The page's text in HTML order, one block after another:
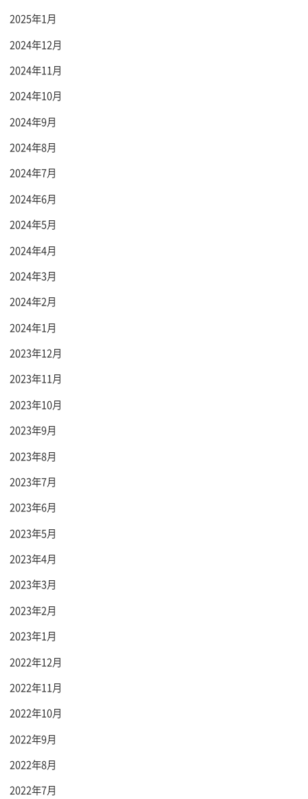
2025年1月
2024年12月
2024年11月
2024年10月
2024年9月
2024年8月
2024年7月
2024年6月
2024年5月
2024年4月
2024年3月
2024年2月
2024年1月
2023年12月
2023年11月
2023年10月
2023年9月
2023年8月
2023年7月
2023年6月
2023年5月
2023年4月
2023年3月
2023年2月
2023年1月
2022年12月
2022年11月
2022年10月
2022年9月
2022年8月
2022年7月